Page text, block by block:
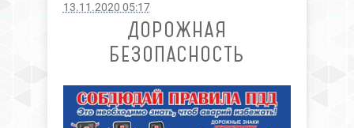
13.11.2020 05:17
ДОРОЖНАЯ
БЕЗОПАСНОСТЬ